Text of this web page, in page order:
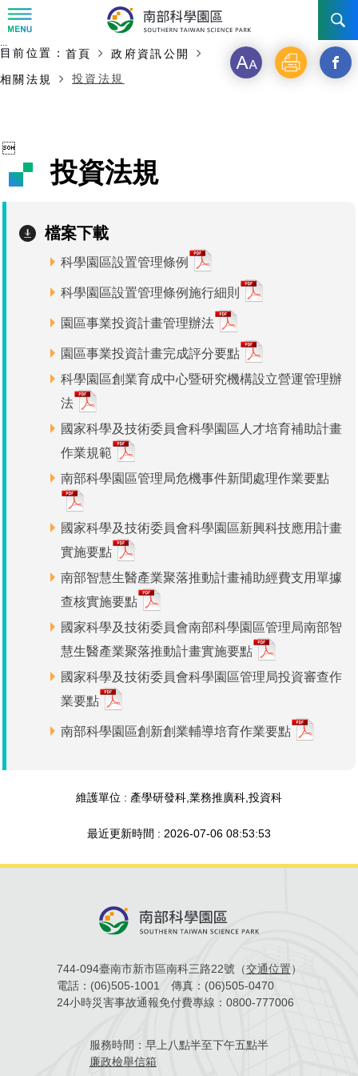
訊息公告
即時新聞澄清專區
徵才公告
招標資訊
園區電子看板專區
設立沿革
大事紀
首長介紹
局長小檔案
局長電子信箱
機關組織
組織法
組織架構
管理局位置
施政主軸
年度工作展望
廉政園地
廉政反貪、防貪專區
廉政資訊
公職人員及關係人補助交易身分關係公開專區
機關採購廉政平臺
獲獎記錄
檔案應用專區
檔案應用服務須知
檔案應用及宣導活動
檔案教育訓練及標竿學習
檔案管理局相關連結
WebMail(新)
認識園區
臺南園區
簡介
競爭優勢
土地規劃
園區土地廠房宿舍出租資訊
園區資源再生中心
污水處理廠
高雄園區
簡介
競爭優勢
水電供應
園區土地廠房宿舍出租資訊
污水處理廠
橋頭園區
土地規劃
水電供應
園區土地廠房宿舍出租資訊
污水處理廠
交通資訊
機構及廠商名錄
廠商名錄
園區公會資訊
研究機構
文化藝術
公共藝術
考古遺址
生活服務
園區宿舍簡介
自行車道網
南科實中
人文景觀地圖
創新創業
南科AI_ROBOT自造基地
南科創業工坊
永續園區
企業社會責任
永續LOHAS綠色園區
生態資產
「沙崙生態科學園區生態保育協作平台」公開資訊
工商服務
廠商服務
申請流程及表單
申辦案件處理時限
投資業務
工商業務
通關業務
工安管理
勞資管理
建築管理
營建管理
電子公文交換
場地借用
園區事業管理費
土地及廠房租賃
宿舍租金費用
廢棄物清除處理費
科學園區廠商服務網
園區課程及獎補助計畫
園區培訓課程
科學園區人才培育補助計畫
新興科技應用計畫
敦親睦鄰經費補助
園區參訪申請
性平專區
園區廠商採購資訊
主要內容開始
:::
目前位置： 首頁
政府資訊公開
相關法規
投資法規
字 列 另

投資法規
檔案下載
科學園區設置管理條例
科學園區設置管理條例施行細則
園區事業投資計畫管理辦法
園區事業投資計畫完成評分要點
科學園區創業育成中心暨研究機構設立營運管理辦
法
國家科學及技術委員會科學園區人才培育補助計畫
作業規範
南部科學園區管理局危機事件新聞處理作業要點
國家科學及技術委員會科學園區新興科技應用計畫
實施要點
南部智慧生醫產業聚落推動計畫補助經費支用單據
查核實施要點
國家科學及技術委員會南部科學園區管理局南部智
慧生醫產業聚落推動計畫實施要點
國家科學及技術委員會科學園區管理局投資審查作
業要點
南部科學園區創新創業輔導培育作業要點
維護單位 : 產學研發科,業務推廣科,投資科
最近更新時間 : 2026-07-06 08:53:53
744-094臺南市新市區南科三路22號（交通位置）
電話： (06)505-1001 傳真： (06)505-0470
24小時災害事故通報免付費專線： 0800-777006
服務時間： 早上八點半至下午五點半
廉政檢舉信箱